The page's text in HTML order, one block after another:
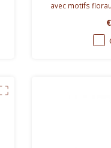
avec motifs